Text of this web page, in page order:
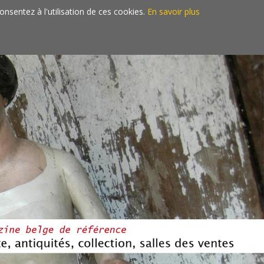
à l'utilisation de ces cookies. En savoir plus